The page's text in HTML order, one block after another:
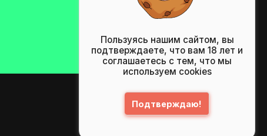
Пользуясь нашим сайтом, вы
подтверждаете, что вам 18 лет и
соглашаетесь с тем, что мы
используем cookies
Подтверждаю!